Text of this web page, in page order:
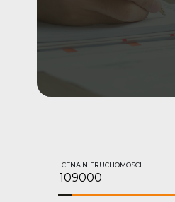
CENA.NIERUCHOMOSCI